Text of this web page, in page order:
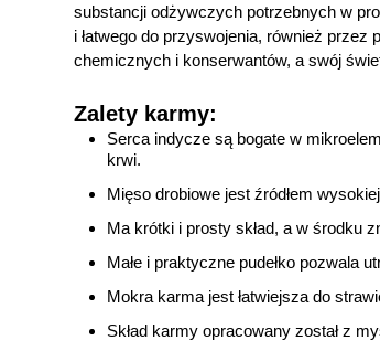
substancji odżywczych potrzebnych w
i łatwego do przyswojenia, również
chemicznych i konserwantów, a swój
Zalety karmy:
Serca indycze są bogate w
krwi.
Mięso drobiowe jest źródłem
Ma krótki i prosty skład, a w środku
Małe i praktyczne pudełko pozwala
Mokra karma jest łatwiejsza do
Skład karmy opracowany został z